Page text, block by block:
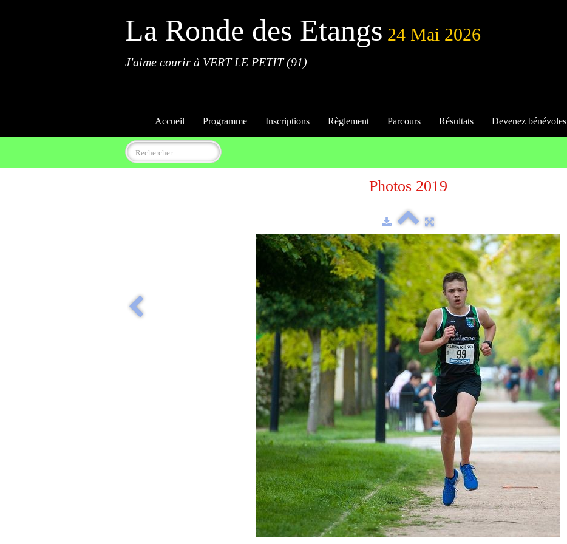
La Ronde des Etangs 24 Mai 2026
J'aime courir à VERT LE PETIT (91)
Accueil Programme Inscriptions Règlement Parcours Résultats Devenez bénévoles
Photos 2019